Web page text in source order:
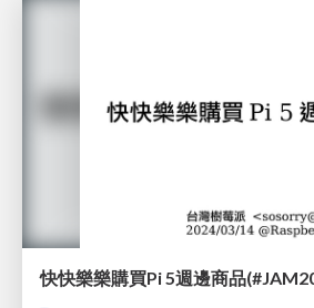
快快樂樂購買Pi 5週邊商品